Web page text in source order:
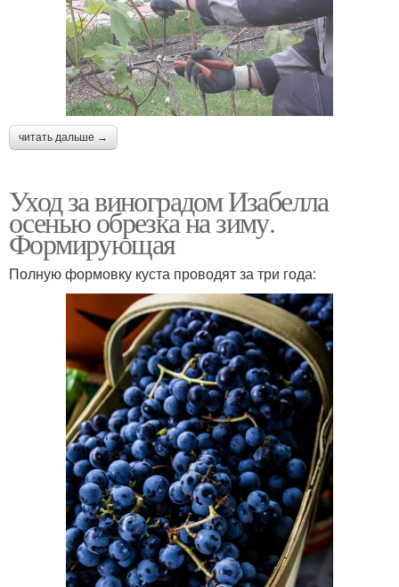
читать дальше →
Уход за виноградом Изабелла
осенью обрезка на зиму.
Формирующая
Полную формовку куста проводят за три года: